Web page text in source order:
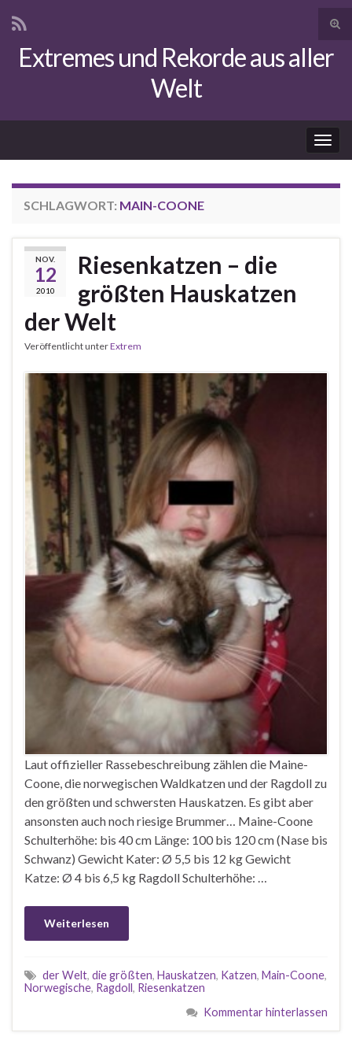
Search for:
Extremes und Rekorde aus aller
Welt
SCHLAGWORT: MAIN-COONE
NOV.
12
2010
Riesenkatzen – die
größten Hauskatzen
der Welt
Veröffentlicht unterExtrem
Laut offizieller Rassebeschreibung zählen die Maine-
Coone, die norwegischen Waldkatzen und der Ragdoll zu
den größten und schwersten Hauskatzen. Es gibt aber
ansonsten auch noch riesige Brummer… Maine-Coone
Schulterhöhe: bis 40 cm Länge: 100 bis 120 cm (Nase bis
Schwanz) Gewicht Kater: Ø 5,5 bis 12 kg Gewicht
Katze: Ø 4 bis 6,5 kg Ragdoll Schulterhöhe: …
Weiterlesen
der Welt, die größten, Hauskatzen, Katzen, Main-Coone,
Norwegische, Ragdoll, Riesenkatzen
Kommentar hinterlassen